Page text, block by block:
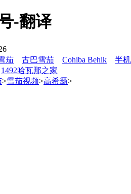
-翻译
茄 古巴雪茄 Cohiba Behik
半
1492哈瓦那之家
>雪茄视频>高希霸>